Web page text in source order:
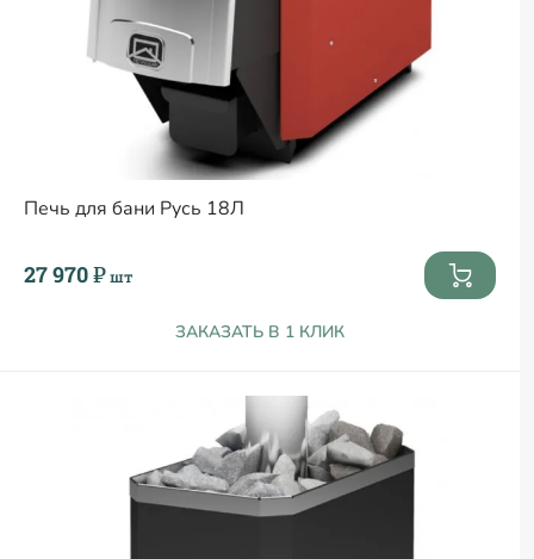
Печь для бани Русь 18Л
27 970 ₽шт
ЗАКАЗАТЬ В 1 КЛИК